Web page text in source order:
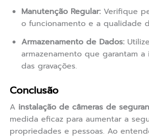
Manutenção Regular: Verifique
o funcionamento e a qualidade
Armazenamento de Dados:
armazenamento que garantam
das gravações.
Conclusão
A instalação de câmeras de
medida eficaz para aumentar a
propriedades e pessoas. Ao